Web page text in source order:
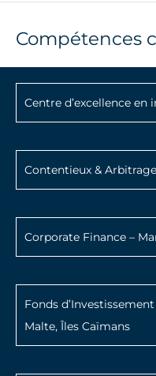
Compétences
Centre d’excellence
Contentieux & Arbitrage
Corporate Finance –
Fonds
Malte, Îles Caïmans